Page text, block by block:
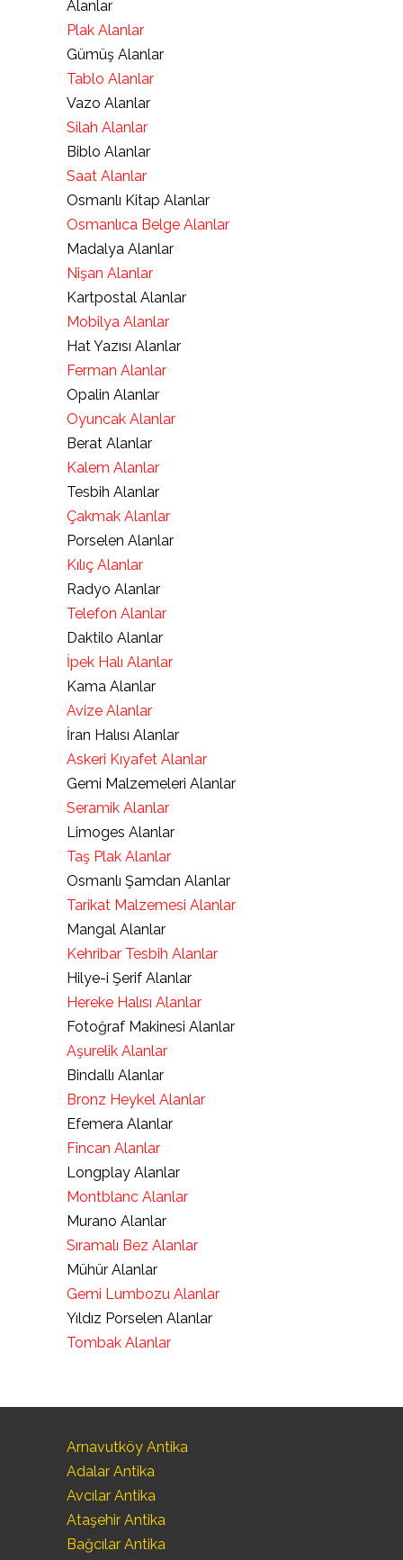
Alanlar
Plak Alanlar
Gümüş Alanlar
Tablo Alanlar
Vazo Alanlar
Silah Alanlar
Biblo Alanlar
Saat Alanlar
Osmanlı Kitap Alanlar
Osmanlıca Belge Alanlar
Madalya Alanlar
Nişan Alanlar
Kartpostal Alanlar
Mobilya Alanlar
Hat Yazısı Alanlar
Ferman Alanlar
Opalin Alanlar
Oyuncak Alanlar
Berat Alanlar
Kalem Alanlar
Tesbih Alanlar
Çakmak Alanlar
Porselen Alanlar
Kılıç Alanlar
Radyo Alanlar
Telefon Alanlar
Daktilo Alanlar
İpek Halı Alanlar
Kama Alanlar
Avize Alanlar
İran Halısı Alanlar
Askeri Kıyafet Alanlar
Gemi Malzemeleri Alanlar
Seramik Alanlar
Limoges Alanlar
Taş Plak Alanlar
Osmanlı Şamdan Alanlar
Tarikat Malzemesi Alanlar
Mangal Alanlar
Kehribar Tesbih Alanlar
Hilye-i Şerif Alanlar
Hereke Halısı Alanlar
Fotoğraf Makinesi Alanlar
Aşurelik Alanlar
Bindallı Alanlar
Bronz Heykel Alanlar
Efemera Alanlar
Fincan Alanlar
Longplay Alanlar
Montblanc Alanlar
Murano Alanlar
Sıramalı Bez Alanlar
Mühür Alanlar
Gemi Lumbozu Alanlar
Yıldız Porselen Alanlar
Tombak Alanlar
Arnavutköy Antika
Adalar Antika
Avcılar Antika
Ataşehir Antika
Bağcılar Antika